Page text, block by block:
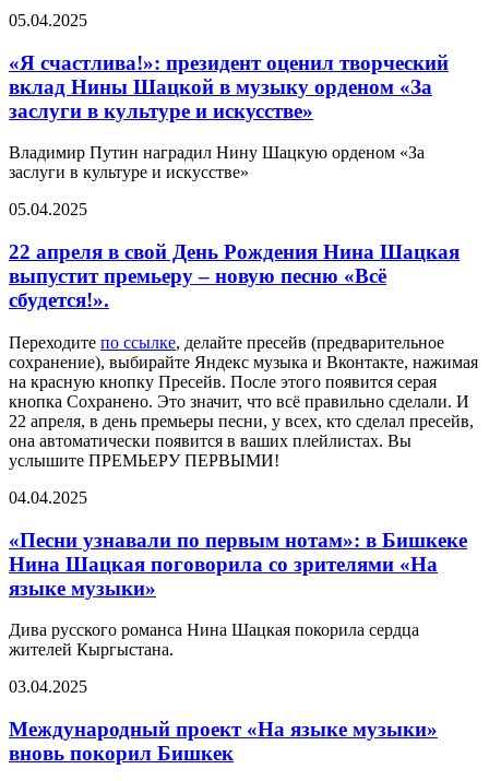
05.04.2025
«Я счастлива!»: президент оценил творческий
вклад Нины Шацкой в музыку орденом «За
заслуги в культуре и искусстве»
Владимир Путин наградил Нину Шацкую орденом «За
заслуги в культуре и искусстве»
05.04.2025
22 апреля в свой День Рождения Нина Шацкая
выпустит премьеру – новую песню «Всё
сбудется!».
Переходите по ссылке, делайте пресейв (предварительное
сохранение), выбирайте Яндекс музыка и Вконтакте, нажимая
на красную кнопку Пресейв. После этого появится серая
кнопка Сохранено. Это значит, что всё правильно сделали. И
22 апреля, в день премьеры песни, у всех, кто сделал пресейв,
она автоматически появится в ваших плейлистах. Вы
услышите ПРЕМЬЕРУ ПЕРВЫМИ!
04.04.2025
«Песни узнавали по первым нотам»: в Бишкеке
Нина Шацкая поговорила со зрителями «На
языке музыки»
Дива русского романса Нина Шацкая покорила сердца
жителей Кыргыстана.
03.04.2025
Международный проект «На языке музыки»
вновь покорил Бишкек